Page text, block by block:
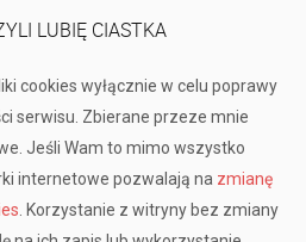
LUBIĘ CIASTKA
cookies wyłącznie w celu poprawy
serwisu. Zbierane przeze mnie
Jeśli Wam to mimo wszystko
internetowe pozwalają na zmianę
. Korzystanie z witryny bez zmiany